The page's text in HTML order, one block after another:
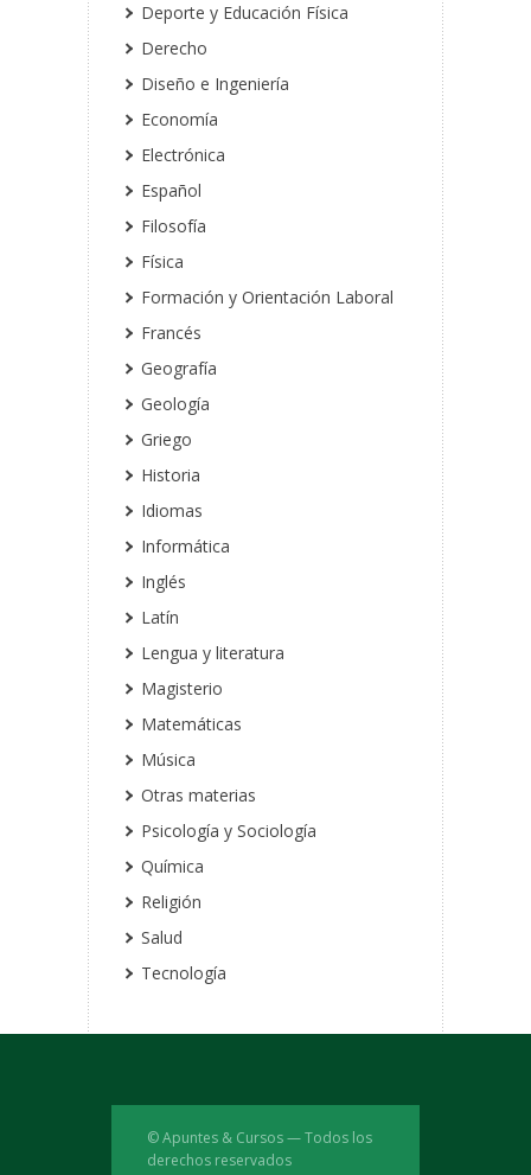
Deporte y Educación Física
Derecho
Diseño e Ingeniería
Economía
Electrónica
Español
Filosofía
Física
Formación y Orientación Laboral
Francés
Geografía
Geología
Griego
Historia
Idiomas
Informática
Inglés
Latín
Lengua y literatura
Magisterio
Matemáticas
Música
Otras materias
Psicología y Sociología
Química
Religión
Salud
Tecnología
© Apuntes & Cursos — Todos los
derechos reservados